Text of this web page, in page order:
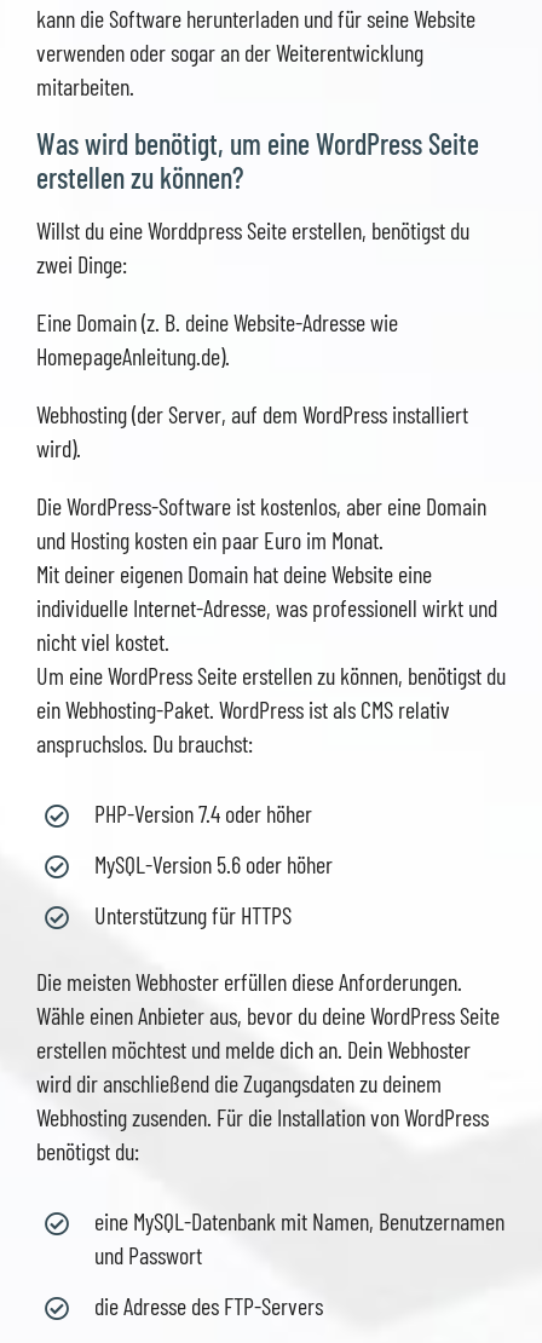
kann die Software herunterladen und für seine Website
verwenden oder sogar an der Weiterentwicklung
mitarbeiten.
Was wird benötigt, um eine WordPress Seite
erstellen zu können?
Willst du eine Worddpress Seite erstellen, benötigst du
zwei Dinge:
Eine Domain (z. B. deine Website-Adresse wie
HomepageAnleitung.de).
Webhosting (der Server, auf dem WordPress installiert
wird).
Die WordPress-Software ist kostenlos, aber eine Domain
und Hosting kosten ein paar Euro im Monat.
Mit deiner eigenen Domain hat deine Website eine
individuelle Internet-Adresse, was professionell wirkt und
nicht viel kostet.
Um eine WordPress Seite erstellen zu können, benötigst du
ein Webhosting-Paket. WordPress ist als CMS relativ
anspruchslos. Du brauchst:
PHP-Version 7.4 oder höher
MySQL-Version 5.6 oder höher
Unterstützung für HTTPS
Die meisten Webhoster erfüllen diese Anforderungen.
Wähle einen Anbieter aus, bevor du deine WordPress Seite
erstellen möchtest und melde dich an. Dein Webhoster
wird dir anschließend die Zugangsdaten zu deinem
Webhosting zusenden. Für die Installation von WordPress
benötigst du:
eine MySQL-Datenbank mit Namen, Benutzernamen
und Passwort
die Adresse des FTP-Servers